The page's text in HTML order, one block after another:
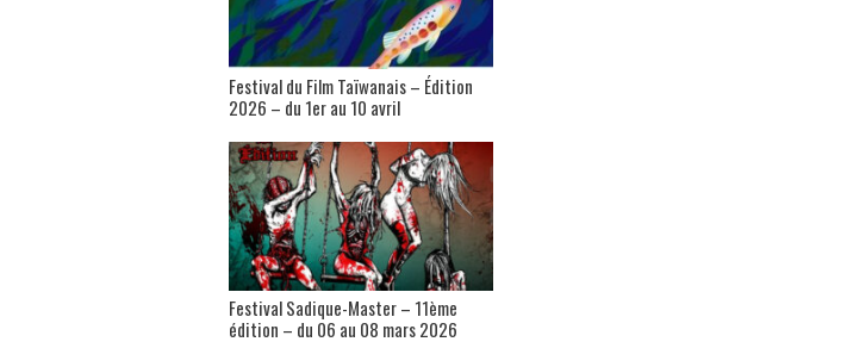
Festival du Film Taïwanais – Édition
2026 – du 1er au 10 avril
Festival Sadique-Master – 11ème
édition – du 06 au 08 mars 2026